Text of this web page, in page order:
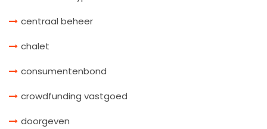
centraal beheer
chalet
consumentenbond
crowdfunding vastgoed
doorgeven